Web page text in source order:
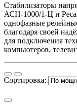
Стабилизаторы
АСН-1000/1-Ц и
однофазные
благодаря своей
для подключения
компьютеров,
Сортировка: